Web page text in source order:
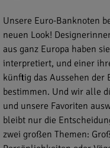
Unsere Euro-Banknoten
neuen Look!
aus ganz Europa haben
interpretiert, und einer
künftig das Aussehen der
bestimmen. Und wir alle
und unsere Favoriten
bleibt nur die
zwei großen Themen: